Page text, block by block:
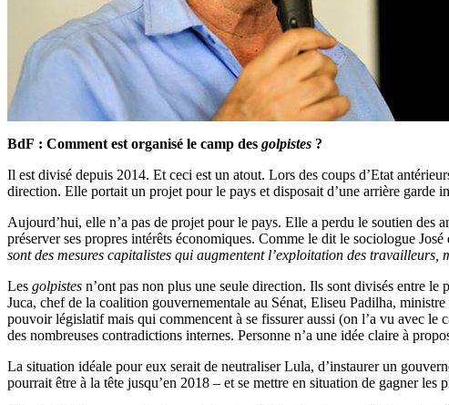
BdF : Comment est organisé le camp des golpistes ?
Il est divisé depuis 2014. Et ceci est un atout. Lors des coups d’Etat
direction. Elle portait un projet pour le pays et disposait d’une arrière garde
Aujourd’hui, elle n’a pas de projet pour le pays. Elle a perdu le soutien des
préserver ses propres intérêts économiques. Comme le dit le sociologue
sont des mesures capitalistes qui augmentent l’exploitation des
Les golpistes n’ont pas non plus une seule direction. Ils sont divisés entre
Juca, chef de la coalition gouvernementale au Sénat, Eliseu Padilha,
pouvoir législatif mais qui commencent à se fissurer aussi (on l’a vu avec
des nombreuses contradictions internes. Personne n’a une idée claire à
La situation idéale pour eux serait de neutraliser Lula, d’instaurer un
pourrait être à la tête jusqu’en 2018 – et se mettre en situation de gagner les